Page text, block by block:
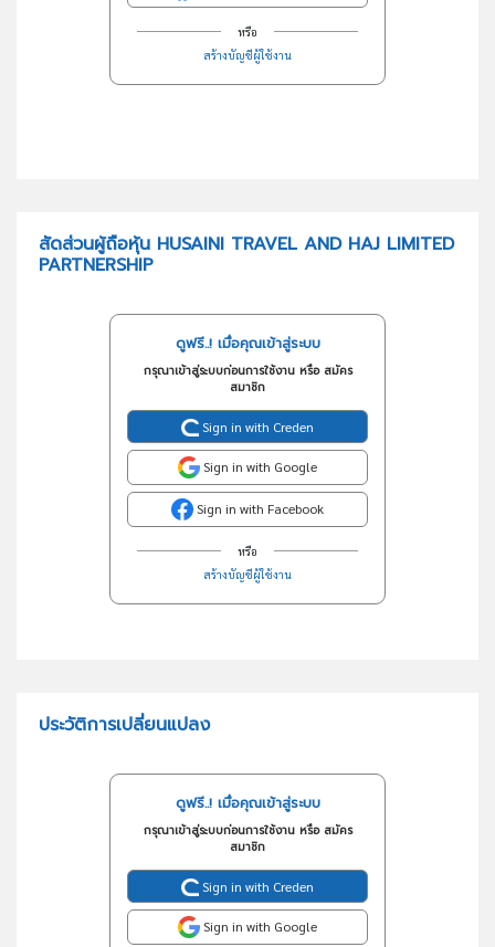
หรือ
สร้างบัญชีผู้ใช้งาน
สัดส่วนผู้ถือหุ้น HUSAINI TRAVEL AND HAJ LIMITED
PARTNERSHIP
ดูฟรี..! เมื่อคุณเข้าสู่ระบบ
กรุณาเข้าสู่ระบบก่อนการใช้งาน หรือ สมัคร
สมาชิก
Sign in with Creden
Sign in with Google
Sign in with Facebook
หรือ
สร้างบัญชีผู้ใช้งาน
ประวัติการเปลี่ยนแปลง
ดูฟรี..! เมื่อคุณเข้าสู่ระบบ
กรุณาเข้าสู่ระบบก่อนการใช้งาน หรือ สมัคร
สมาชิก
Sign in with Creden
Sign in with Google